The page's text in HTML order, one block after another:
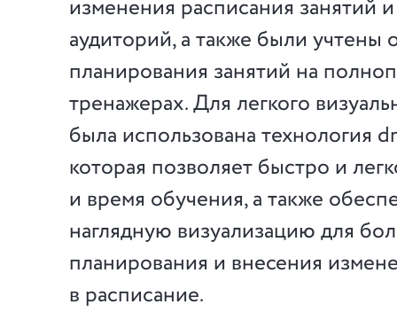
изменения расписания занятий
аудиторий, а также были учтены
планирования занятий на
тренажерах. Для легкого
была использована технология
которая позволяет быстро и
и время обучения, а также
наглядную визуализацию для
планирования и внесения
в расписание.